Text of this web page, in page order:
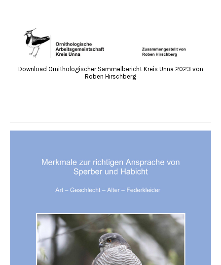
Download Ornithologischer Sammelbericht Kreis Unna 2023 von
Roben Hirschberg